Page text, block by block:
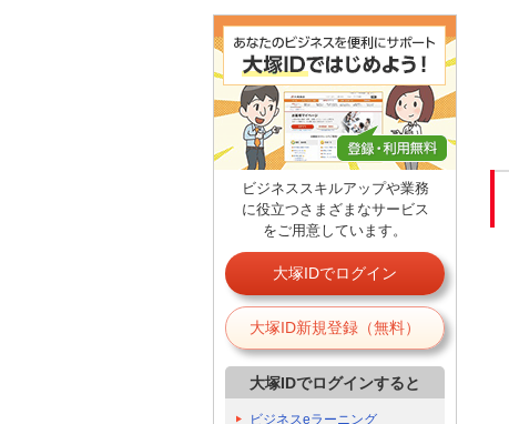
ビジネススキルアップや業務
に役立つさまざまなサービス
をご用意しています。
大塚IDでログイン
大塚ID新規登録（無料）
大塚IDでログインすると
ビジネスeラーニング